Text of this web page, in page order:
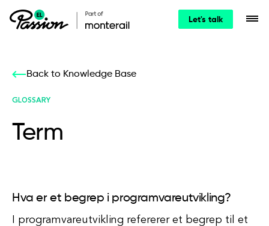
Let's talk
Back to Knowledge Base
GLOSSARY
Term
Hva er et begrep i programvareutvikling?
I programvareutvikling refererer et begrep til et